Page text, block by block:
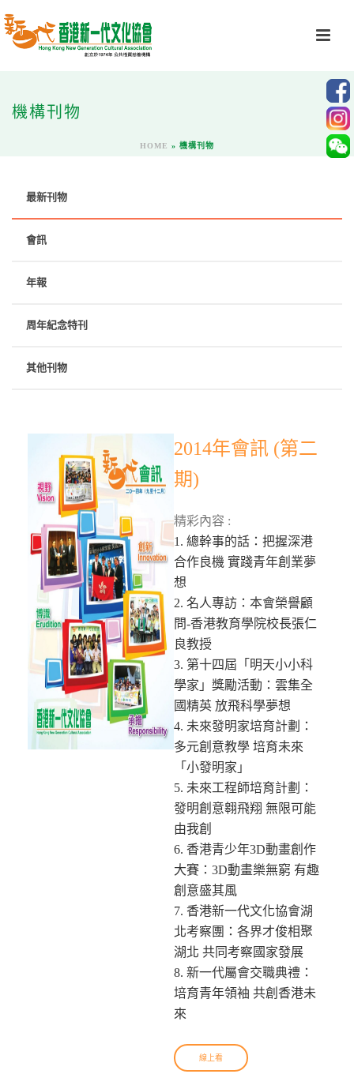
機構刊物
HOME » 機構刊物
最新刊物
會訊
年報
周年紀念特刊
其他刊物
2014年會訊 (第二
期)
精彩內容 :
1. 總幹事的話：把握深港
合作良機 實踐青年創業夢
想
2. 名人專訪：本會榮譽顧
問-香港教育學院校長張仁
良教授
3. 第十四屆「明天小小科
學家」獎勵活動：雲集全
國精英 放飛科學夢想
4. 未來發明家培育計劃：
多元創意教學 培育未來
「小發明家」
5. 未來工程師培育計劃：
發明創意翱飛翔 無限可能
由我創
6. 香港青少年3D動畫創作
大賽：3D動畫樂無窮 有趣
創意盛其風
7. 香港新一代文化協會湖
北考察團：各界才俊相聚
湖北 共同考察國家發展
8. 新一代屬會交職典禮：
培育青年領袖 共創香港未
來
線上看